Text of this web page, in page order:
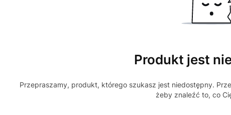
Produkt jest
Przepraszamy, produkt, którego szukasz jest niedostępny.
żeby znaleźć to, co